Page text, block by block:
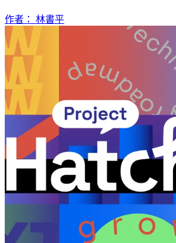
作者： 林書平